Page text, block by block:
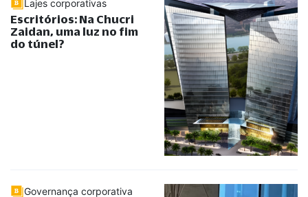
Lajes corporativas
Escritórios: Na Chucri
Zaidan, uma luz no fim
do túnel?
Governança corporativa